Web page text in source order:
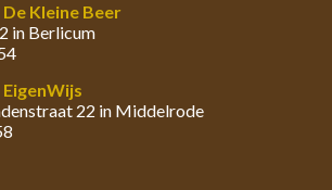
Kleine Beer
in Berlicum
22 in Middelrode